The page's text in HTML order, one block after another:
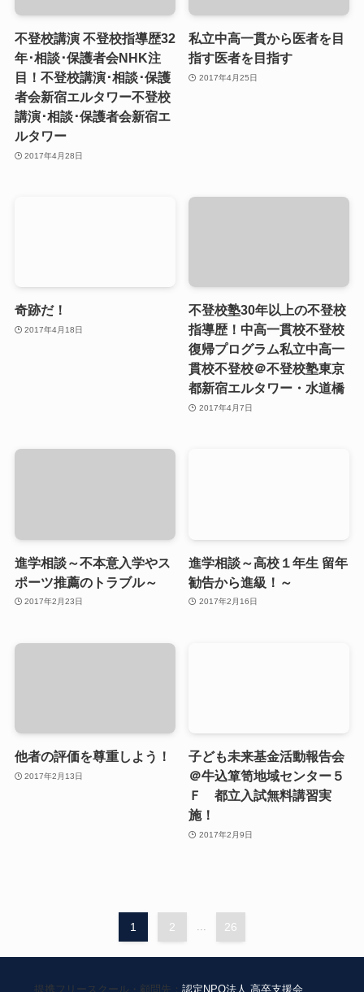
不登校講演 不登校指導歴32
年･相談･保護者会NHK注
目！不登校講演･相談･保護
者会新宿エルタワー不登校
講演･相談･保護者会新宿エ
ルタワー
2017年4月28日
私立中高一貫から医者を目
指す医者を目指す
2017年4月25日
奇跡だ！
2017年4月18日
不登校塾30年以上の不登校
指導歴！中高一貫校不登校
復帰プログラム私立中高一
貫校不登校＠不登校塾東京
都新宿エルタワー・水道橋
2017年4月7日
進学相談～不本意入学やス
ポーツ推薦のトラブル～
2017年2月23日
進学相談～高校１年生 留年
勧告から進級！～
2017年2月16日
他者の評価を尊重しよう！
2017年2月13日
子ども未来基金活動報告会
＠牛込箪笥地域センター５
Ｆ 都立入試無料講習実
施！
2017年2月9日
1 2 26
提携フリースクール・顧問先： 認定NPO法人 高卒支援会